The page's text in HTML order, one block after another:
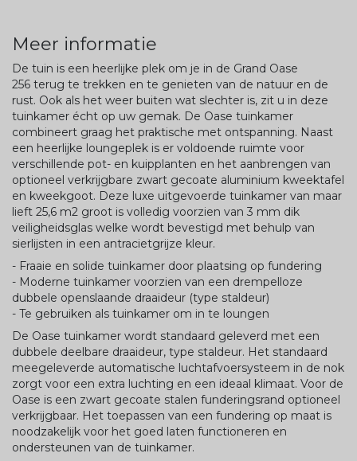
Meer informatie
De tuin is een heerlijke plek om je in de Grand Oase
256 terug te trekken en te genieten van de natuur en de
rust. Ook als het weer buiten wat slechter is, zit u in deze
tuinkamer écht op uw gemak. De Oase tuinkamer
combineert graag het praktische met ontspanning. Naast
een heerlijke loungeplek is er voldoende ruimte voor
verschillende pot- en kuipplanten en het aanbrengen van
optioneel verkrijgbare zwart gecoate aluminium kweektafel
en kweekgoot. Deze luxe uitgevoerde tuinkamer van maar
lieft 25,6 m2 groot is volledig voorzien van 3 mm dik
veiligheidsglas welke wordt bevestigd met behulp van
sierlijsten in een antracietgrijze kleur.
- Fraaie en solide tuinkamer door plaatsing op fundering
- Moderne tuinkamer voorzien van een drempelloze
dubbele openslaande draaideur (type staldeur)
- Te gebruiken als tuinkamer om in te loungen
De Oase tuinkamer wordt standaard geleverd met een
dubbele deelbare draaideur, type staldeur. Het standaard
meegeleverde automatische luchtafvoersysteem in de nok
zorgt voor een extra luchting en een ideaal klimaat. Voor de
Oase is een zwart gecoate stalen funderingsrand optioneel
verkrijgbaar. Het toepassen van een fundering op maat is
noodzakelijk voor het goed laten functioneren en
ondersteunen van de tuinkamer.